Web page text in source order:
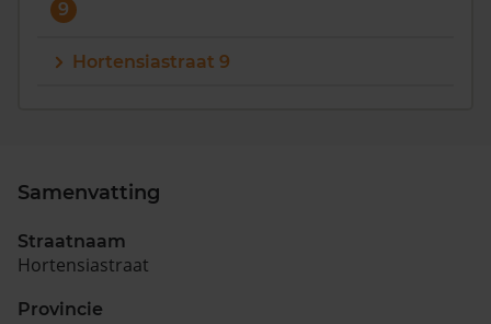
9
Hortensiastraat 9
Samenvatting
Straatnaam
Hortensiastraat
Provincie